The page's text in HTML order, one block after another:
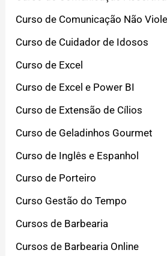
Curso de Comunicação Não
Curso de Cuidador de Idosos
Curso de Excel
Curso de Excel e Power BI
Curso de Extensão de Cílios
Curso de Geladinhos Gourmet
Curso de Inglês e Espanhol
Curso de Porteiro
Curso Gestão do Tempo
Cursos de Barbearia
Cursos de Barbearia Online